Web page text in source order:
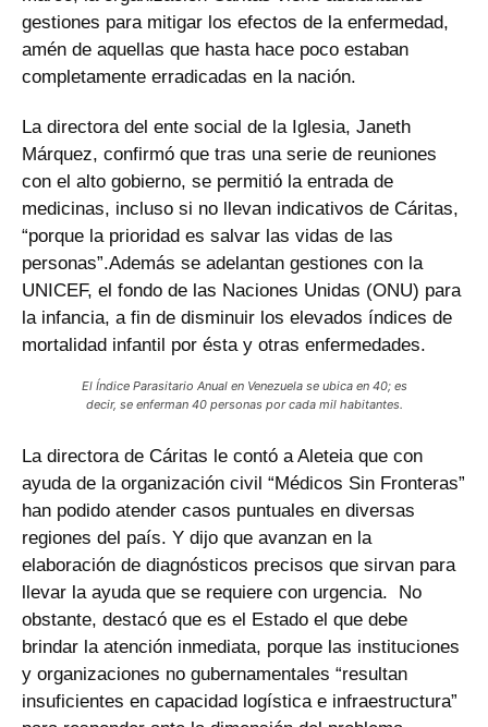
gestiones para mitigar los efectos de la enfermedad,
amén de aquellas que hasta hace poco estaban
completamente erradicadas en la nación.
La directora del ente social de la Iglesia, Janeth
Márquez, confirmó que tras una serie de reuniones
con el alto gobierno, se permitió la entrada de
medicinas, incluso si no llevan indicativos de Cáritas,
“porque la prioridad es salvar las vidas de las
personas”.Además se adelantan gestiones con la
UNICEF, el fondo de las Naciones Unidas (ONU) para
la infancia, a fin de disminuir los elevados índices de
mortalidad infantil por ésta y otras enfermedades.
El Índice Parasitario Anual en Venezuela se ubica en 40; es
decir, se enferman 40 personas por cada mil habitantes.
La directora de Cáritas le contó a Aleteia que con
ayuda de la organización civil “Médicos Sin Fronteras”
han podido atender casos puntuales en diversas
regiones del país. Y dijo que avanzan en la
elaboración de diagnósticos precisos que sirvan para
llevar la ayuda que se requiere con urgencia. No
obstante, destacó que es el Estado el que debe
brindar la atención inmediata, porque las instituciones
y organizaciones no gubernamentales “resultan
insuficientes en capacidad logística e infraestructura”